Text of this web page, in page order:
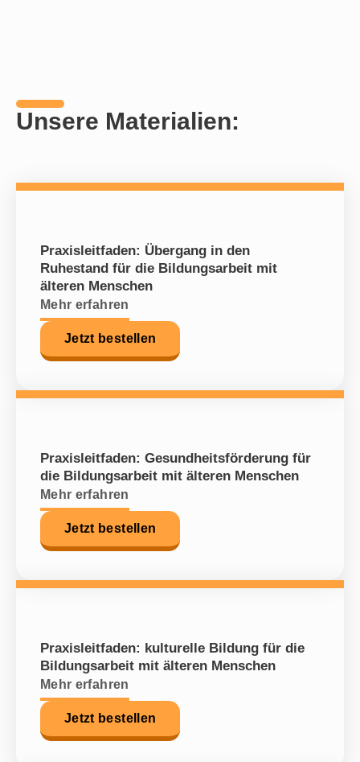
Unsere Materialien:
Praxisleitfaden: Übergang in den
Ruhestand für die Bildungsarbeit mit
älteren Menschen
Mehr erfahren
Jetzt bestellen
Praxisleitfaden: Gesundheitsförderung für
die Bildungsarbeit mit älteren Menschen
Mehr erfahren
Jetzt bestellen
Praxisleitfaden: kulturelle Bildung für die
Bildungsarbeit mit älteren Menschen
Mehr erfahren
Jetzt bestellen